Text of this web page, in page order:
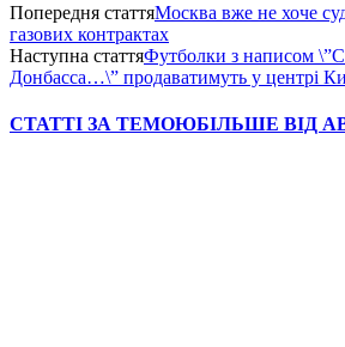
Попередня статтяМосква вже не хоче
газових контрактах
Наступна статтяФутболки з написом
Донбасса…\” продаватимуть у центрі
СТАТТІ ЗА ТЕМОЮБІЛЬШЕ ВІД